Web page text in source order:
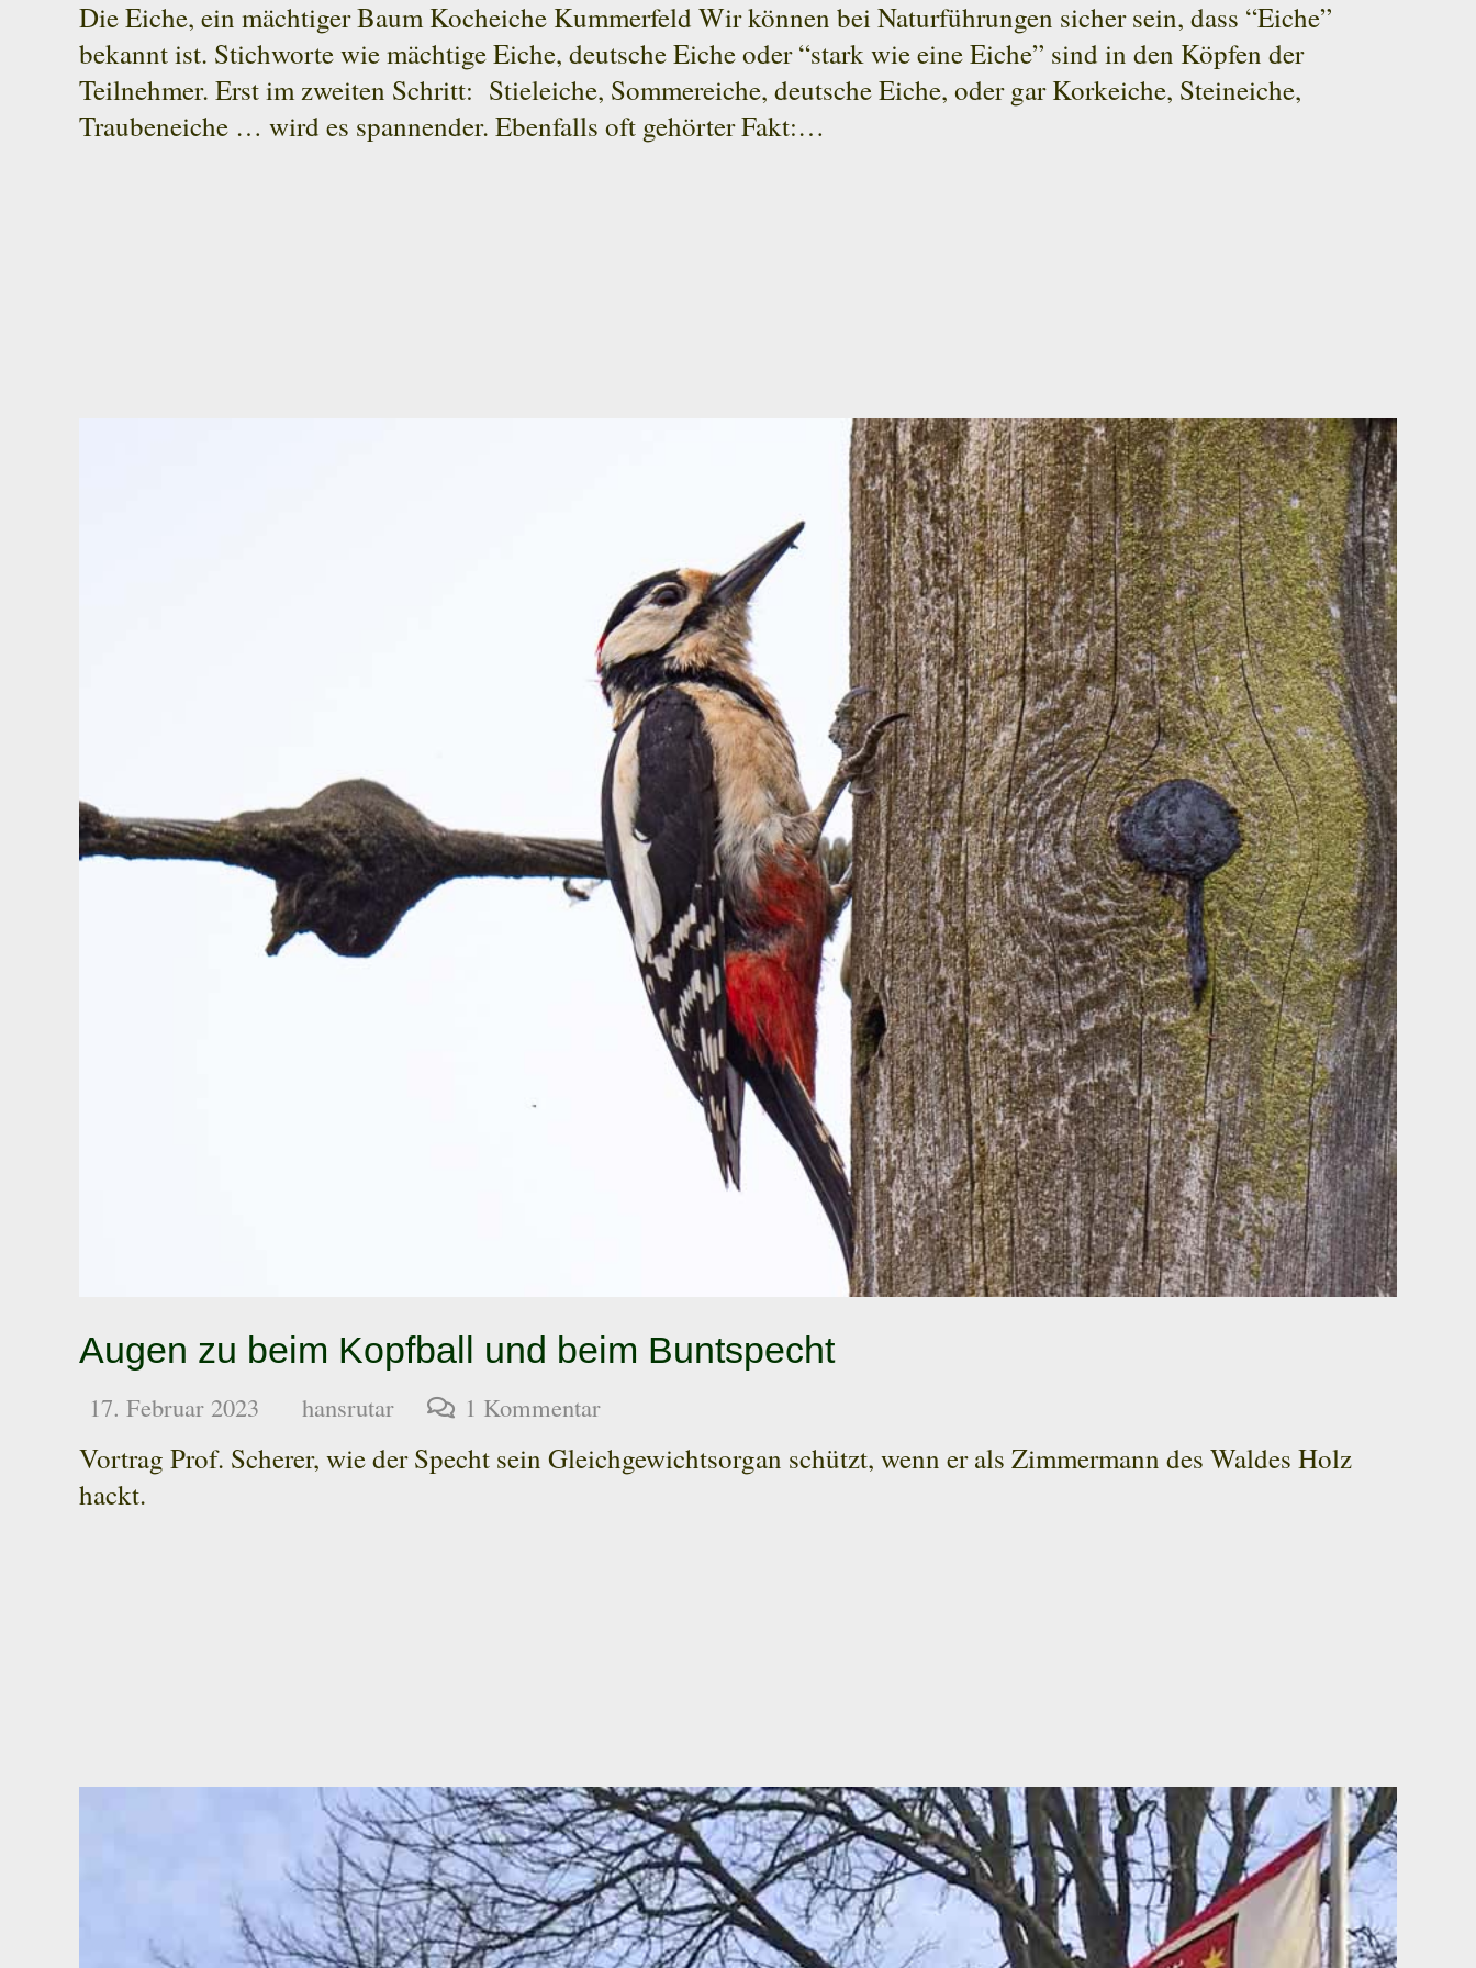
Die Eiche, ein mächtiger Baum Kocheiche Kummerfeld Wir können bei Naturführungen sicher sein, dass “Eiche”
bekannt ist. Stichworte wie mächtige Eiche, deutsche Eiche oder “stark wie eine Eiche” sind in den Köpfen der
Teilnehmer. Erst im zweiten Schritt: Stieleiche, Sommereiche, deutsche Eiche, oder gar Korkeiche, Steineiche,
Traubeneiche … wird es spannender. Ebenfalls oft gehörter Fakt:…
Augen zu beim Kopfball und beim Buntspecht
17. Februar 2023 hansrutar 1 Kommentar
Vortrag Prof. Scherer, wie der Specht sein Gleichgewichtsorgan schützt, wenn er als Zimmermann des Waldes Holz
hackt.